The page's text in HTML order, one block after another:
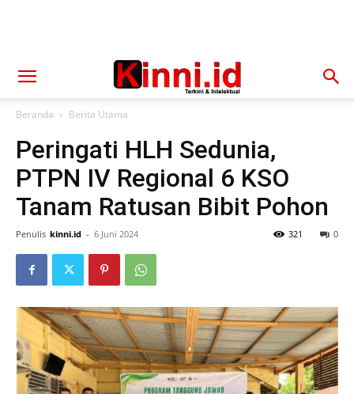
Beranda Berita Utama
Peringati HLH Sedunia,
PTPN IV Regional 6 KSO
Tanam Ratusan Bibit Pohon
Penulis kinni.id - 6 Juni 2024 0
321